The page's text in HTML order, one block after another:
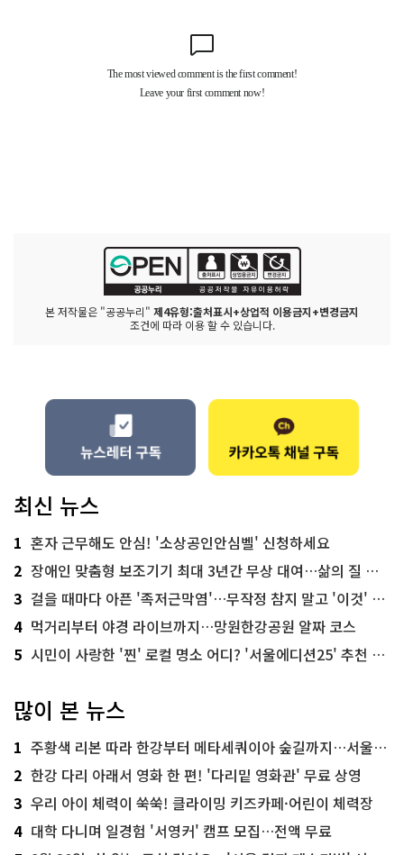
본 저작물은 "공공누리" 제4유형:출처표시+상업적 이용금지+변경금지
조건에 따라 이용 할 수 있습니다.
최신 뉴스
1 혼자 근무해도 안심! '소상공인안심벨' 신청하세요
2 장애인 맞춤형 보조기기 최대 3년간 무상 대여…삶의 질 높인다
3 걸을 때마다 아픈 '족저근막염'…무작정 참지 말고 '이것' 해보세요!
4 먹거리부터 야경 라이브까지…망원한강공원 알짜 코스
5 시민이 사랑한 '찐' 로컬 명소 어디? '서울에디션25' 추천 코스
많이 본 뉴스
1 주황색 리본 따라 한강부터 메타세쿼이아 숲길까지…서울둘레길 15코스
2 한강 다리 아래서 영화 한 편! '다리밑 영화관' 무료 상영
3 우리 아이 체력이 쑥쑥! 클라이밍 키즈카페·어린이 체력장
4 대학 다니며 일경험 '서영커' 캠프 모집…전액 무료